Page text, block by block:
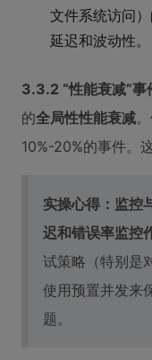
文件系统访问
延迟和波动性。
3.3.2 “性能衰减”事
的全局性性能衰减
10%-20%的事件。
实操心得：监控
迟和错误率监控
试策略（特别是
使用预置并发来
题。